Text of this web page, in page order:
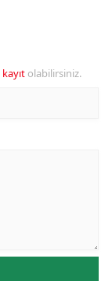
kayıt olabilirsiniz.